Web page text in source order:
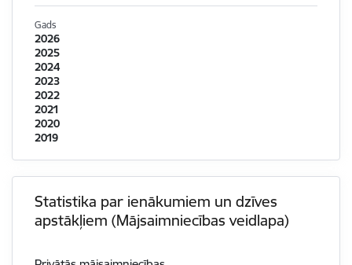
Gads
2026
2025
2024
2023
2022
2021
2020
2019
Statistika par ienākumiem un dzīves
apstākļiem (Mājsaimniecības veidlapa)